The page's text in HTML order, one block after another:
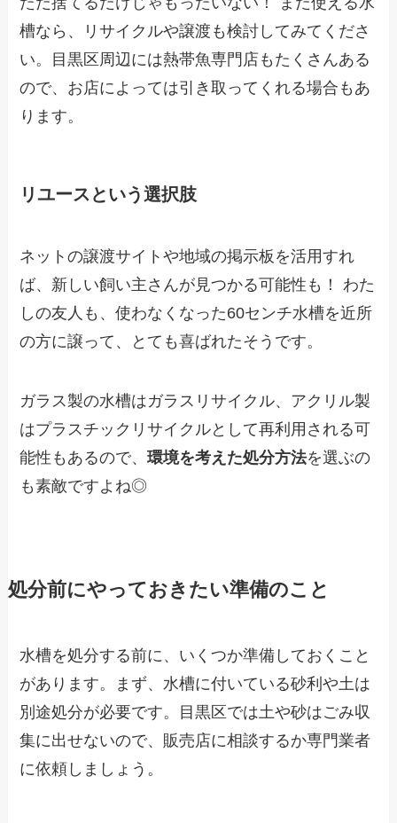
槽なら、リサイクルや譲渡も検討してみてくださ
い。目黒区周辺には熱帯魚専門店もたくさんある
ので、お店によっては引き取ってくれる場合もあ
ります。
リユースという選択肢
ネットの譲渡サイトや地域の掲示板を活用すれ
ば、新しい飼い主さんが見つかる可能性も！ わた
しの友人も、使わなくなった60センチ水槽を近所
の方に譲って、とても喜ばれたそうです。
ガラス製の水槽はガラスリサイクル、アクリル製
はプラスチックリサイクルとして再利用される可
能性もあるので、環境を考えた処分方法を選ぶの
も素敵ですよね◎
処分前にやっておきたい準備のこと
水槽を処分する前に、いくつか準備しておくこと
があります。まず、水槽に付いている砂利や土は
別途処分が必要です。目黒区では土や砂はごみ収
集に出せないので、販売店に相談するか専門業者
に依頼しましょう。